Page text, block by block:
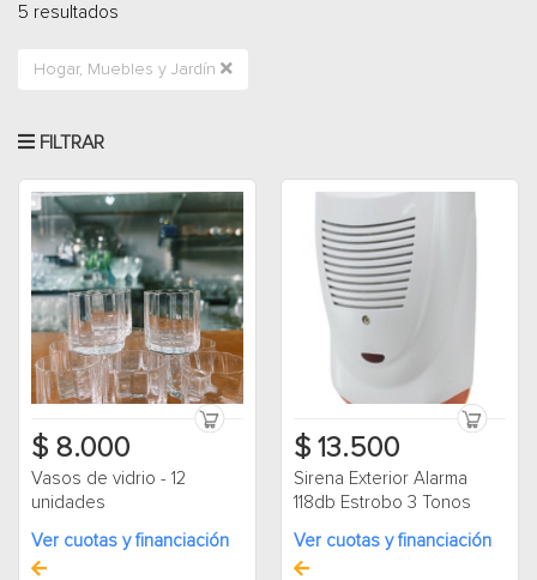
5 resultados
Hogar, Muebles y Jardín
FILTRAR
$ 8.000
Vasos de vidrio - 12
unidades
Ver cuotas y financiación
$ 13.500
Sirena Exterior Alarma
118db Estrobo 3 Tonos
Ver cuotas y financiación